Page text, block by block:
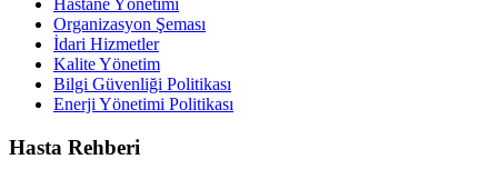
Organizasyon Şeması
İdari Hizmetler
Kalite Yönetim
Bilgi Güvenliği Politikası
Enerji Yönetimi Politikası
Hasta Rehberi